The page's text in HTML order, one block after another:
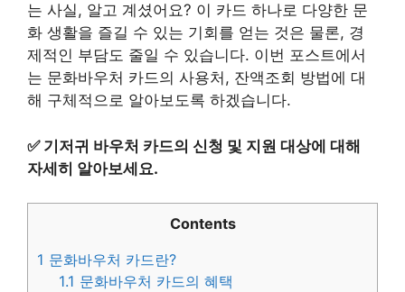
는 사실, 알고 계셨어요? 이 카드 하나로 다양한 문
화 생활을 즐길 수 있는 기회를 얻는 것은 물론, 경
제적인 부담도 줄일 수 있습니다. 이번 포스트에서
는 문화바우처 카드의 사용처, 잔액조회 방법에 대
해 구체적으로 알아보도록 하겠습니다.
✅ 기저귀 바우처 카드의 신청 및 지원 대상에 대해
자세히 알아보세요.
Contents
1 문화바우처 카드란?
1.1 문화바우처 카드의 혜택